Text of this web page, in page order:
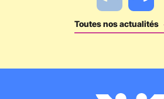
Actualité
Toutes nos actualités